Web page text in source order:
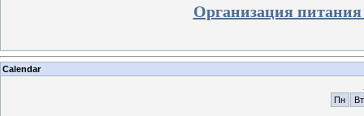
Организация питания
Calendar
Пн
Вт